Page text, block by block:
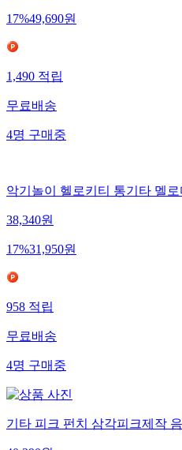
17%49,690원
1,490적립
무료배송
4명구매중
악기놀이 헬로키티 통기타 멜
38,340원
17%31,950원
958적립
무료배송
4명구매중
기타 피크 펀치 삼각피크제작